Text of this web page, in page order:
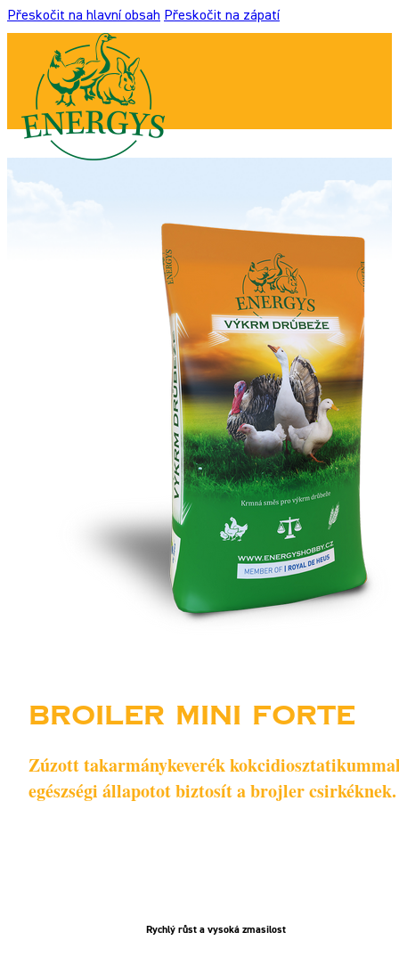
Přeskočit na hlavní obsah Přeskočit na zápatí
BROILER MINI FORTE
Zúzott takarmánykeverék
egészségi állapotot biztosít a brojler csirkéknek.
Rychlý růst a vysoká zmasilost